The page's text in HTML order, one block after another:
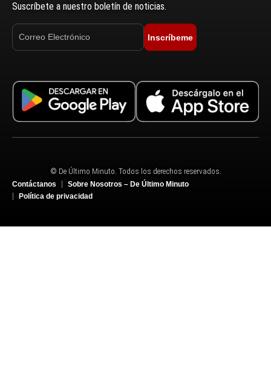
Suscríbete a nuestro boletín de noticias.
Inscríbeme
© De Último Minuto. Todos los derechos reservados.
Contáctanos
Sobre Nosotros – De Último Minuto
Política de privacidad